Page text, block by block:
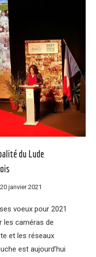
du Lude
20 janvier 2021
voeux pour 2021
les caméras de
et les réseaux
est aujourd’hui